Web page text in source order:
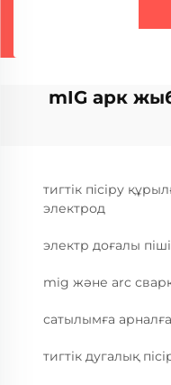
mIG арк
тигтік пісіру
электрод
электр доғалы
mig және arc
сатылымға
тигтік дугалық